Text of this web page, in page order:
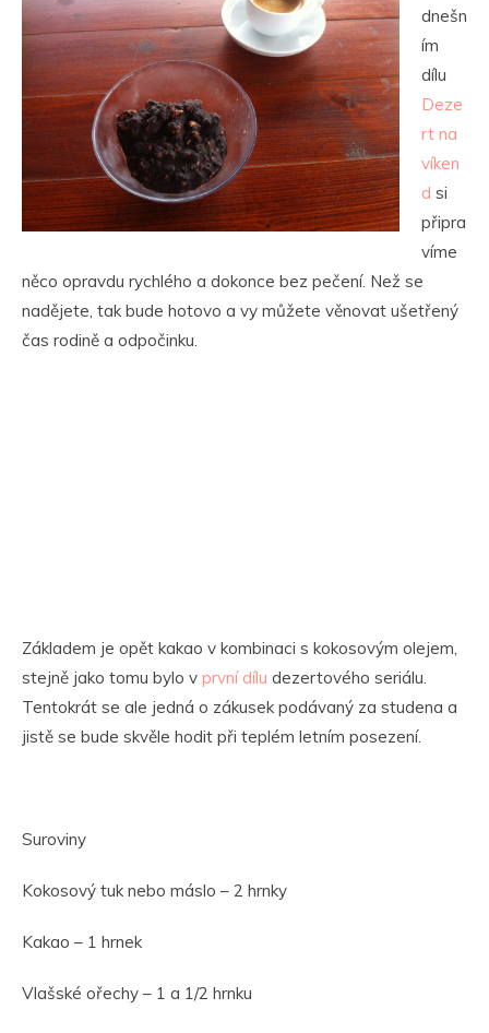
dnešn
ím
dílu
Deze
rt na
víken
d si
připra
víme
něco opravdu rychlého a dokonce bez pečení. Než se
nadějete, tak bude hotovo a vy můžete věnovat ušetřený
čas rodině a odpočinku.
Základem je opět kakao v kombinaci s kokosovým olejem,
stejně jako tomu bylo v první dílu dezertového seriálu.
Tentokrát se ale jedná o zákusek podávaný za studena a
jistě se bude skvěle hodit při teplém letním posezení.
Suroviny
Kokosový tuk nebo máslo – 2 hrnky
Kakao – 1 hrnek
Vlašské ořechy – 1 a 1/2 hrnku